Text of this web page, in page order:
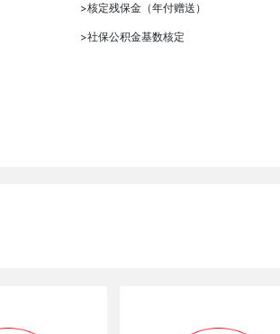
>核定残保金（年付赠送）
>社保公积金基数核定